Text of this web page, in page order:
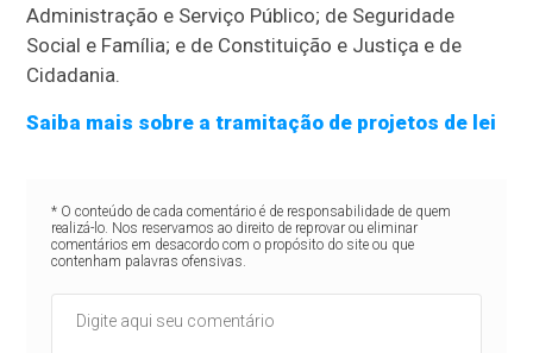
Administração e Serviço Público; de Seguridade
Social e Família; e de Constituição e Justiça e de
Cidadania.
Saiba mais sobre a tramitação de projetos de lei
* O conteúdo de cada comentário é de responsabilidade de quem
realizá-lo. Nos reservamos ao direito de reprovar ou eliminar
comentários em desacordo com o propósito do site ou que
contenham palavras ofensivas.